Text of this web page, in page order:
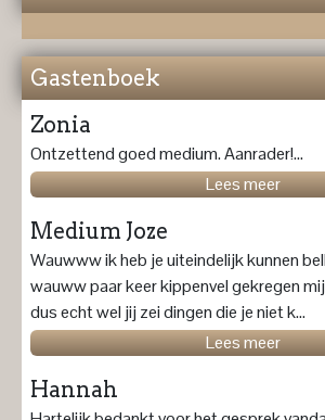
Gastenboek
Zonia
Ontzettend goed medium. Aanrader!...
Lees meer
Medium Joze
Wauwww ik heb je uiteindelijk kunnen
wauww paar keer kippenvel gekregen
dus echt wel jij zei dingen die je niet k...
Lees meer
Hannah